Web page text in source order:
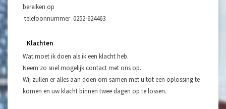
bereiken op
telefoonnummer 0252-624463
Klachten
Wat moet ik doen als ik een klacht heb.
Neem zo snel mogelijk contact met ons op.
Wij zullen er alles aan doen om samen met u tot een oplossing te
komen en uw klacht binnen twee dagen op te lossen.